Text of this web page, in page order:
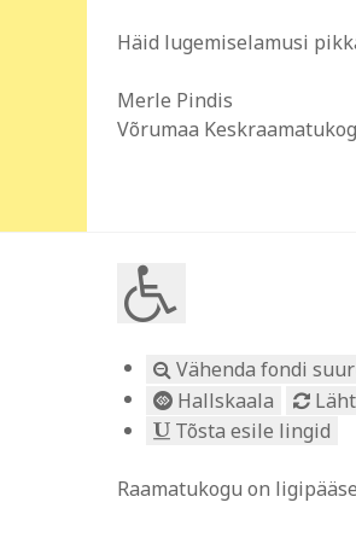
Häid lugemiselamusi
Merle Pindis
Võrumaa
Vähenda fondi
Hallskaala
Tõsta esile lingid
Raamatukogu on